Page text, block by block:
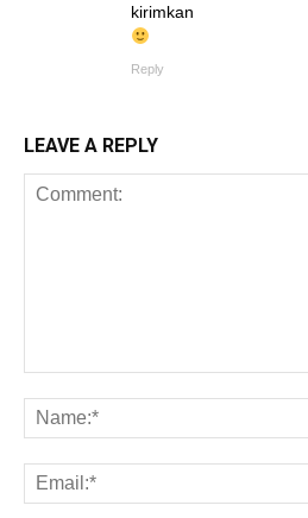
kirimkan
Reply
LEAVE A REPLY